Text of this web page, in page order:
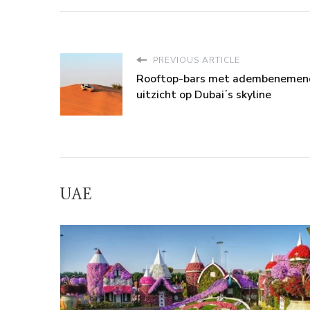
PREVIOUS ARTICLE
Rooftop-bars met
uitzicht op Dubaiʼs skyline
UAE